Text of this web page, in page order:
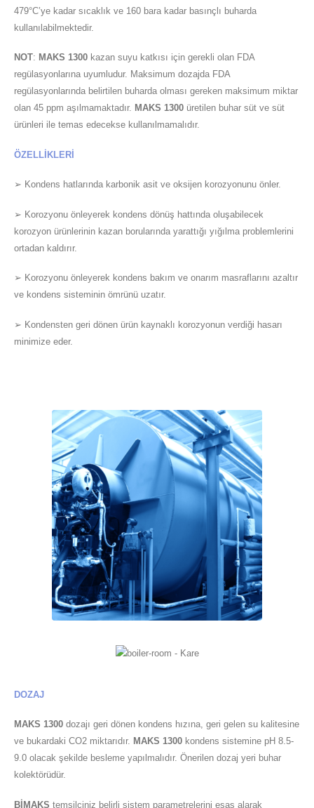
479°C’ye kadar sıcaklık ve 160 bara kadar basınçlı buharda
kullanılabilmektedir.
NOT: MAKS 1300 kazan suyu katkısı için gerekli olan FDA
regülasyonlarına uyumludur. Maksimum dozajda FDA
regülasyonlarında belirtilen buharda olması gereken maksimum miktar
olan 45 ppm aşılmamaktadır. MAKS 1300 üretilen buhar süt ve süt
ürünleri ile temas edecekse kullanılmamalıdır.
ÖZELLİKLERİ
➢ Kondens hatlarında karbonik asit ve oksijen korozyonunu önler.
➢ Korozyonu önleyerek kondens dönüş hattında oluşabilecek
korozyon ürünlerinin kazan borularında yarattığı yığılma problemlerini
ortadan kaldırır.
➢ Korozyonu önleyerek kondens bakım ve onarım masraflarını azaltır
ve kondens sisteminin ömrünü uzatır.
➢ Kondensten geri dönen ürün kaynaklı korozyonun verdiği hasarı
minimize eder.
DOZAJ
MAKS 1300 dozajı geri dönen kondens hızına, geri gelen su kalitesine
ve bukardaki CO2 miktarıdır. MAKS 1300 kondens sistemine pH 8.5-
9.0 olacak şekilde besleme yapılmalıdır. Önerilen dozaj yeri buhar
kolektörüdür.
BİMAKS temsilciniz belirli sistem parametrelerini esas alarak